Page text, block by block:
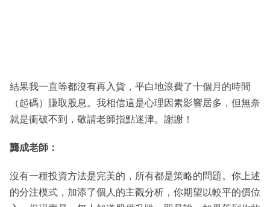
結果我一直等都沒有再入貨，平白地浪費了十個月的時間
（起碼）賺取股息。我相信這是心理因素影響居多，但無奈
就是衝破不到，敬請老師指點迷津。謝謝！
龔成老師：
沒有一種投資方法是完美的，所有都是策略的問題。你上述
的分注模式，加添了個人的主觀分析，你期望以較平的價位